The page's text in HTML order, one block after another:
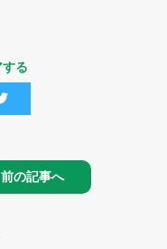
る
前の記事へ